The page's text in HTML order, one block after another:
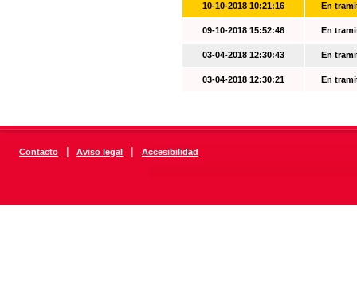
10-10-2018 10:21:16 En
09-10-2018 15:52:46 En
03-04-2018 12:30:43 En
03-04-2018 12:30:21 En
Contacto | Aviso legal | Accesibilidad